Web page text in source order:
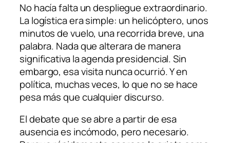
No hacía falta un despliegue extraordinario.
La logística era simple: un helicóptero, unos
minutos de vuelo, una recorrida breve, una
palabra. Nada que alterara de manera
significativa la agenda presidencial. Sin
embargo, esa visita nunca ocurrió. Y en
política, muchas veces, lo que no se hace
pesa más que cualquier discurso.
El debate que se abre a partir de esa
ausencia es incómodo, pero necesario.